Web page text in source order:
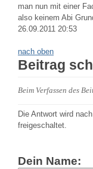
man nun mit einer
also keinem Abi
26.09.2011 20:53
nach oben
Beitrag
Beim Verfassen des
Die Antwort wird
freigeschaltet.
Dein Name: